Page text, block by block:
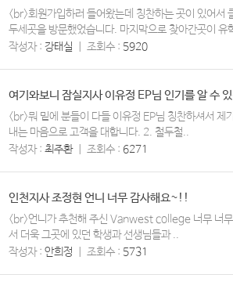
<br>회원가입하러 들어왔는데 칭찬하는 곳이 있어
두세곳을 방문했었습니다. 마지막으로 찾아간곳이 유
작성자 : 강태실 조회수 : 5920
여기와보니 잠실지사 이유정 EP님 인기를 알 수
<br>뭐 밑에 분들이 다들 이유정 EP님 칭찬하셔서
내는 마음으로 고객을 대합니다. 2. 철두철..
작성자 : 최주환ㅣ 조회수 : 6271
인천지사 조정현 언니 너무 감사해요~!!
<br>언니가 추천해 주신 Vanwest college 너무 너
서 더욱 그곳에 있던 학생과 선생님들과 ..
작성자 : 안희정 조회수 : 5731